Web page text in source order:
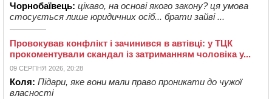
Чорнобаївець: цікаво, на основі якого закону? ця умова
стосується лише юридичних осіб... брати зайві ...
Провокував конфлікт і зачинився в автівці: у ТЦК
прокоментували скандал із затриманням чоловіка у...
09 СЕРПНЯ 2026, 20:28
Коля: Підари, яке вони мали право проникати до чужої
власності